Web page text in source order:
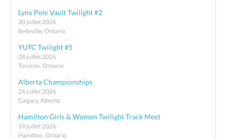
Lynx Pole Vault Twilight #2
30 juillet 2026
Belleville, Ontario
YUTC Twilight #5
28 juillet 2026
Toronto, Ontario
Alberta Championships
24 juillet 2026
Calgary, Alberta
Hamilton Girls & Women Twilight Track Meet
19 juillet 2026
Hamilton, Ontario